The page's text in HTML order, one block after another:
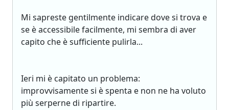
Mi sapreste gentilmente indicare dove si trova e
se è accessibile facilmente, mi sembra di aver
capito che è sufficiente pulirla...
Ieri mi è capitato un problema:
improvvisamente si è spenta e non ne ha voluto
più serperne di ripartire.